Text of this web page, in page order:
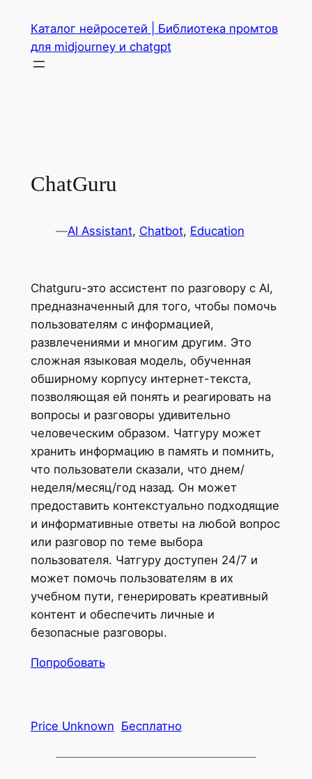
содержимому
Каталог нейросетей | Библиотека промтов
для midjourney и chatgpt
ChatGuru
—AI Assistant, Chatbot, Education
Chatguru-это ассистент по разговору с AI,
предназначенный для того, чтобы помочь
пользователям с информацией,
развлечениями и многим другим. Это
сложная языковая модель, обученная
обширному корпусу интернет-текста,
позволяющая ей понять и реагировать на
вопросы и разговоры удивительно
человеческим образом. Чатгуру может
хранить информацию в память и помнить,
что пользователи сказали, что днем/
неделя/месяц/год назад. Он может
предоставить контекстуально подходящие
и информативные ответы на любой вопрос
или разговор по теме выбора
пользователя. Чатгуру доступен 24/7 и
может помочь пользователям в их
учебном пути, генерировать креативный
контент и обеспечить личные и
безопасные разговоры.
Попробовать
Price Unknown Бесплатно